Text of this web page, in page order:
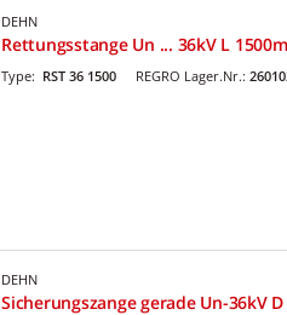
DEHN
Rettungsstange Un ... 36kV L
REGRO Lager.Nr.:
Type: RST 36 1500
DEHN
Sicherungszange gerade Un-36kV